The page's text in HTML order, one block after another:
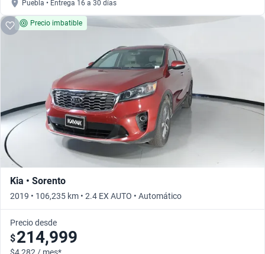
Puebla • Entrega 16 a 30 días
Precio imbatible
Kia • Sorento
2019 • 106,235 km • 2.4 EX AUTO • Automático
Precio desde
$214,999